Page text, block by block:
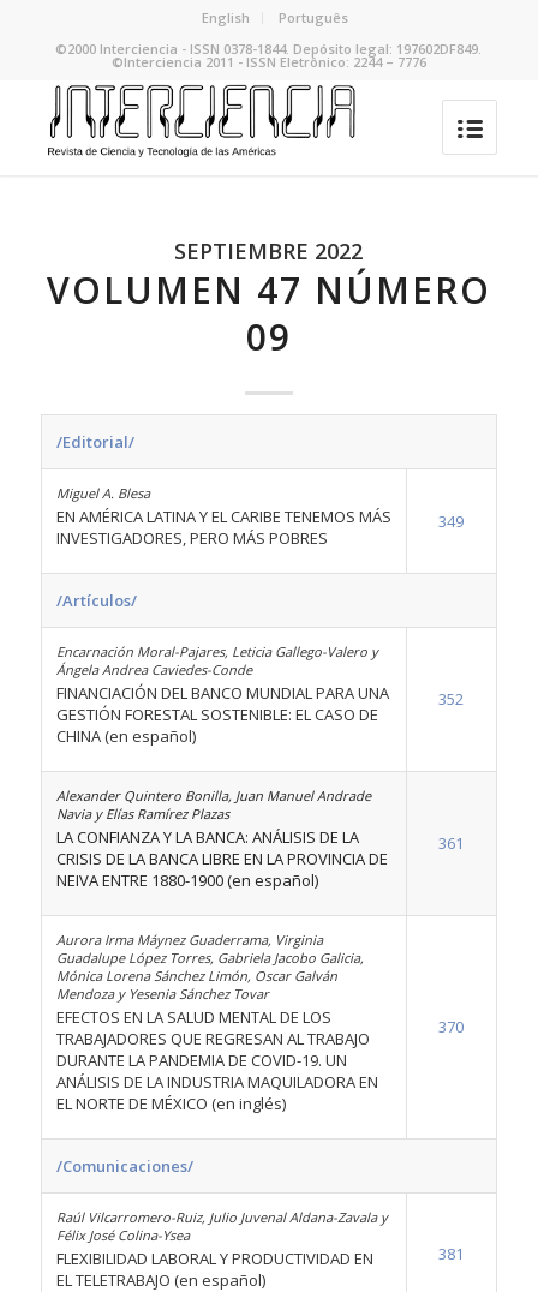
English
Português
©2000 Interciencia - ISSN 0378-1844. Depósito legal: 197602DF849.
©Interciencia 2011 - ISSN Eletrônico: 2244 – 7776
SEPTIEMBRE 2022
VOLUMEN 47 NÚMERO
09
/Editorial/
Miguel A. Blesa
EN AMÉRICA LATINA Y EL CARIBE TENEMOS MÁS
INVESTIGADORES, PERO MÁS POBRES
349
/Artículos/
Encarnación Moral-Pajares, Leticia Gallego-Valero y
Ángela Andrea Caviedes-Conde
FINANCIACIÓN DEL BANCO MUNDIAL PARA UNA
GESTIÓN FORESTAL SOSTENIBLE: EL CASO DE
CHINA (en español)
352
Alexander Quintero Bonilla, Juan Manuel Andrade
Navia y Elías Ramírez Plazas
LA CONFIANZA Y LA BANCA: ANÁLISIS DE LA
CRISIS DE LA BANCA LIBRE EN LA PROVINCIA DE
NEIVA ENTRE 1880-1900 (en español)
361
Aurora Irma Máynez Guaderrama, Virginia
Guadalupe López Torres, Gabriela Jacobo Galicia,
Mónica Lorena Sánchez Limón, Oscar Galván
Mendoza y Yesenia Sánchez Tovar
EFECTOS EN LA SALUD MENTAL DE LOS
TRABAJADORES QUE REGRESAN AL TRABAJO
DURANTE LA PANDEMIA DE COVID-19. UN
ANÁLISIS DE LA INDUSTRIA MAQUILADORA EN
EL NORTE DE MÉXICO (en inglés)
370
/Comunicaciones/
Raúl Vilcarromero-Ruiz, Julio Juvenal Aldana-Zavala y
Félix José Colina-Ysea
FLEXIBILIDAD LABORAL Y PRODUCTIVIDAD EN
EL TELETRABAJO (en español)
381